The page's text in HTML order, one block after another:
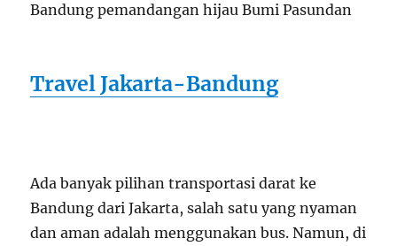
Bandung pemandangan hijau Bumi Pasundan
Travel Jakarta-Bandung
Ada banyak pilihan transportasi darat ke
Bandung dari Jakarta, salah satu yang nyaman
dan aman adalah menggunakan bus. Namun, di